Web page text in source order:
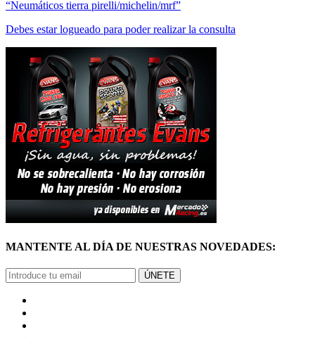
Debes estar logueado para poder realizar la consulta